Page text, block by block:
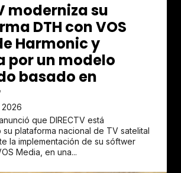
moderniza su
DTH con VOS
Harmonic y
por un modelo
basado en
que DIRECTV está
su plataforma nacional de TV satelital
la implementación de su sóftwer
Media, en una...